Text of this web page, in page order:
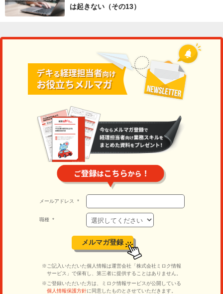
は起きない（その13）